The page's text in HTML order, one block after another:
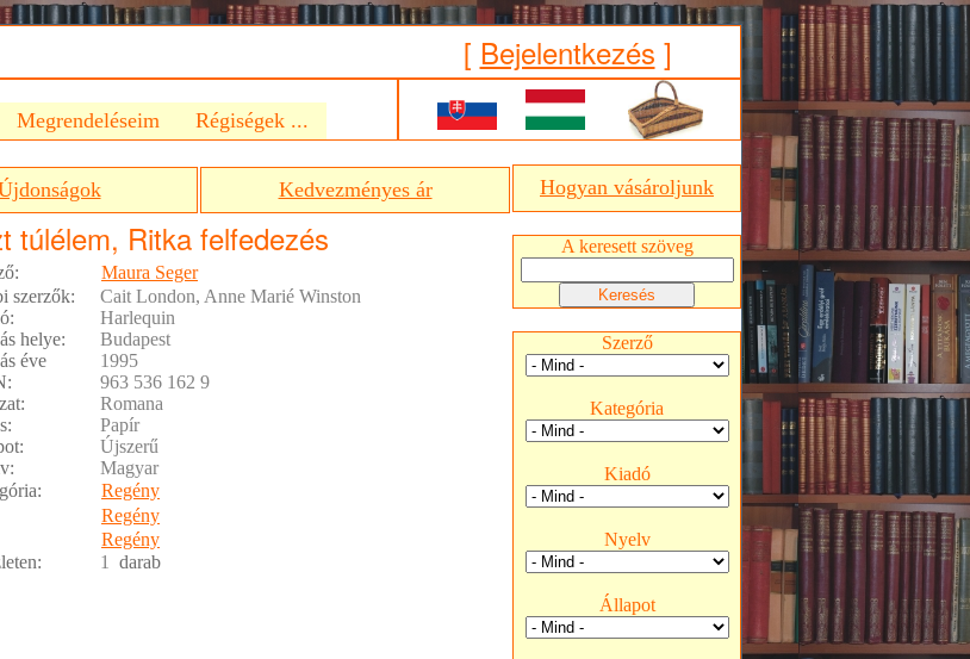
[ Bejelentkezés ]
Megrendeléseim Régiségek ...
Kedvezményes ár
túlélem, Ritka felfedezés
Maura Seger
szerzők:
Cait London, Anne Marié Winston
Harlequin
helye:
Budapest
éve
1995
963 536 162 9
Romana
Papír
Újszerű
Magyar
Regény
Regény
Regény
1 darab
Hogyan vásároljunk
A keresett szöveg
Szerző
Kategória
Kiadó
Nyelv
Állapot